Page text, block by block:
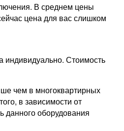
В среднем цены
цена для вас слишком
индивидуально. Стоимость
чем в многоквартирных
в зависимости от
данного оборудования